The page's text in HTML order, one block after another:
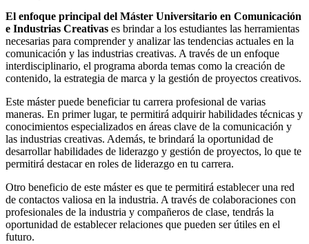
El enfoque principal del Máster Universitario en Comunicación
e Industrias Creativas es brindar a los estudiantes las herramientas
necesarias para comprender y analizar las tendencias actuales en la
comunicación y las industrias creativas. A través de un enfoque
interdisciplinario, el programa aborda temas como la creación de
contenido, la estrategia de marca y la gestión de proyectos creativos.
Este máster puede beneficiar tu carrera profesional de varias
maneras. En primer lugar, te permitirá adquirir habilidades técnicas y
conocimientos especializados en áreas clave de la comunicación y
las industrias creativas. Además, te brindará la oportunidad de
desarrollar habilidades de liderazgo y gestión de proyectos, lo que te
permitirá destacar en roles de liderazgo en tu carrera.
Otro beneficio de este máster es que te permitirá establecer una red
de contactos valiosa en la industria. A través de colaboraciones con
profesionales de la industria y compañeros de clase, tendrás la
oportunidad de establecer relaciones que pueden ser útiles en el
futuro.